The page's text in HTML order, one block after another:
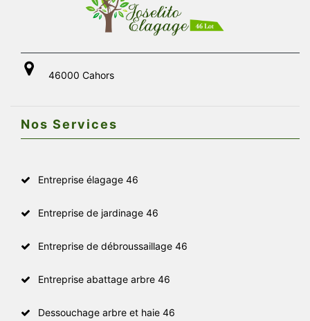
46000 Cahors
Nos Services
Entreprise élagage 46
Entreprise de jardinage 46
Entreprise de débroussaillage 46
Entreprise abattage arbre 46
Dessouchage arbre et haie 46